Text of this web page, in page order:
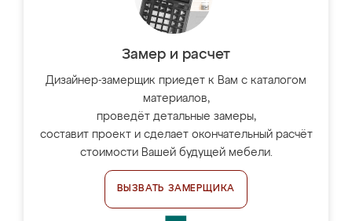
Замер и расчет
Дизайнер-замерщик приедет к Вам с каталогом
материалов,
проведёт детальные замеры,
составит проект и сделает окончательный расчёт
стоимости Вашей будущей мебели.
ВЫЗВАТЬ ЗАМЕРЩИКА